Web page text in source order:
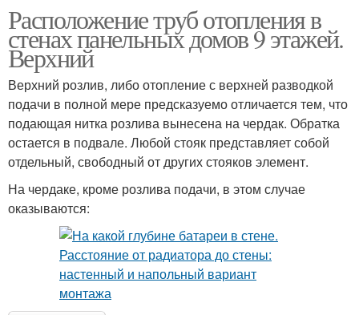
Расположение труб отопления в
стенах панельных домов 9 этажей.
Верхний
Верхний розлив, либо отопление с верхней разводкой
подачи в полной мере предсказуемо отличается тем, что
подающая нитка розлива вынесена на чердак. Обратка
остается в подвале. Любой стояк представляет собой
отдельный, свободный от других стояков элемент.
На чердаке, кроме розлива подачи, в этом случае
оказываются: